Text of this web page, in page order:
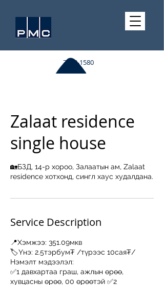
7510-1580
Zalaat residence
single house
🏡БЗД, 14-р хороо, Залаатын ам, Zalaat
residence хотхонд, сингл хаус худалдана.
Service Description
📍Хэмжээ: 351.09мкв
🏷️Үнэ: 2.5тэрбум₮ /түрээс 10сая₮/
Нэмэлт мэдээлэл:
✅1 давхартаа граш, ажлын өрөө,
хувцасны өрөө, 00 өрөөтэй ✅2